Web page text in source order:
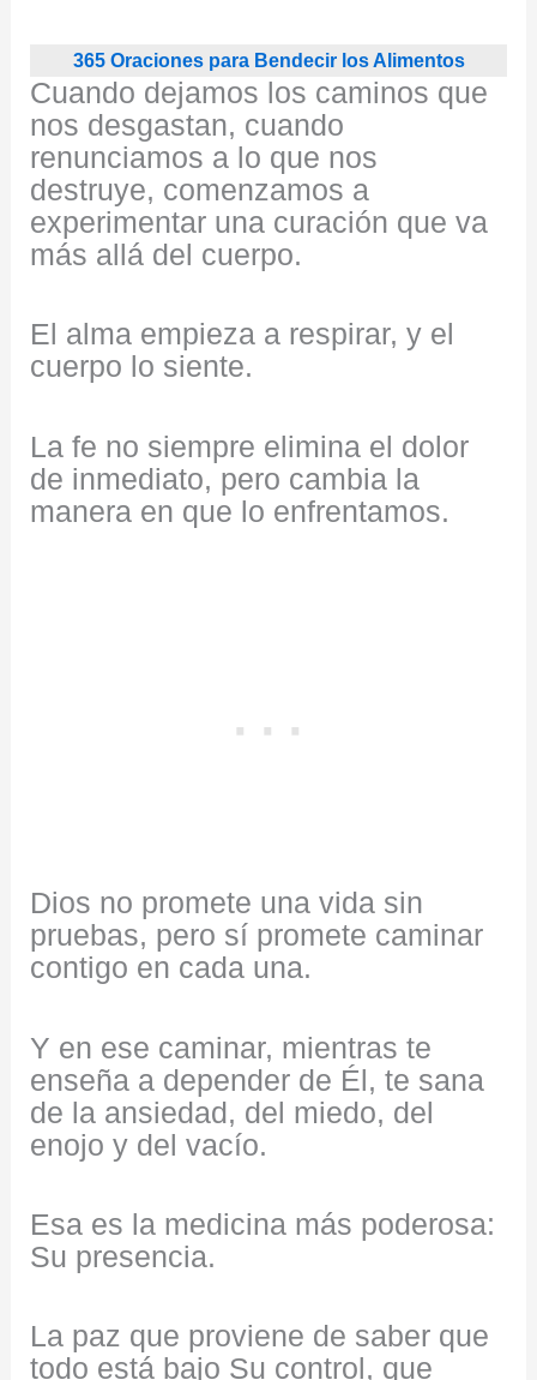
365 Oraciones para Bendecir los Alimentos
Cuando dejamos los caminos que
nos desgastan, cuando
renunciamos a lo que nos
destruye, comenzamos a
experimentar una curación que va
más allá del cuerpo.
El alma empieza a respirar, y el
cuerpo lo siente.
La fe no siempre elimina el dolor
de inmediato, pero cambia la
manera en que lo enfrentamos.
Dios no promete una vida sin
pruebas, pero sí promete caminar
contigo en cada una.
Y en ese caminar, mientras te
enseña a depender de Él, te sana
de la ansiedad, del miedo, del
enojo y del vacío.
Esa es la medicina más poderosa:
Su presencia.
La paz que proviene de saber que
todo está bajo Su control, que